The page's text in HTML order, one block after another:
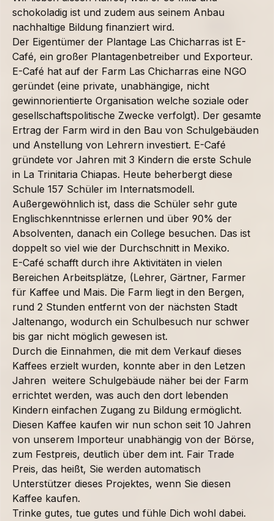
schokoladig ist und zudem aus seinem Anbau
nachhaltige Bildung finanziert wird.
Der Eigentümer der Plantage Las Chicharras ist E-
Café, ein großer Plantagenbetreiber und Exporteur.
E-Café hat auf der Farm Las Chicharras eine NGO
geründet (eine private, unabhängige, nicht
gewinnorientierte Organisation welche soziale oder
gesellschaftspolitische Zwecke verfolgt). Der gesamte
Ertrag der Farm wird in den Bau von Schulgebäuden
und Anstellung von Lehrern investiert. E-Café
gründete vor Jahren mit 3 Kindern die erste Schule
in La Trinitaria Chiapas. Heute beherbergt diese
Schule 157 Schüler im Internatsmodell.
Außergewöhnlich ist, dass die Schüler sehr gute
Englischkenntnisse erlernen und über 90% der
Absolventen, danach ein College besuchen. Das ist
doppelt so viel wie der Durchschnitt in Mexiko.
E-Café schafft durch ihre Aktivitäten in vielen
Bereichen Arbeitsplätze, (Lehrer, Gärtner, Farmer
für Kaffee und Mais. Die Farm liegt in den Bergen,
rund 2 Stunden entfernt von der nächsten Stadt
Jaltenango, wodurch ein Schulbesuch nur schwer
bis gar nicht möglich gewesen ist.
Durch die Einnahmen, die mit dem Verkauf dieses
Kaffees erzielt wurden, konnte aber in den Letzen
Jahren weitere Schulgebäude näher bei der Farm
errichtet werden, was auch den dort lebenden
Kindern einfachen Zugang zu Bildung ermöglicht.
Diesen Kaffee kaufen wir nun schon seit 10 Jahren
von unserem Importeur unabhängig von der Börse,
zum Festpreis, deutlich über dem int. Fair Trade
Preis, das heißt, Sie werden automatisch
Unterstützer dieses Projektes, wenn Sie diesen
Kaffee kaufen.
Trinke gutes, tue gutes und fühle Dich wohl dabei.